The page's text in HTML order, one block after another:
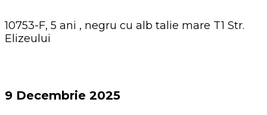
10753-F, 5 ani , negru cu alb talie mare T1 Str.
Elizeului
9 Decembrie 2025